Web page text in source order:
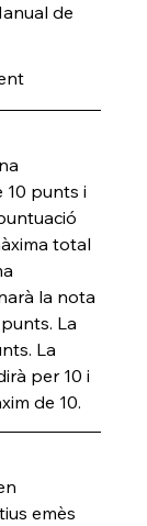
de
10 punts i
total
la nota
La
La
per 10 i
de 10.
emès